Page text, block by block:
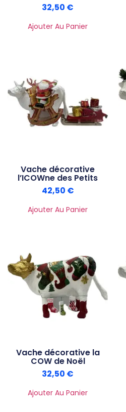
32,50 €
Ajouter Au Panier
Vache décorative
l’ICOWne des Petits
42,50 €
Ajouter Au Panier
Vache décorative la
COW de Noël
32,50 €
Ajouter Au Panier